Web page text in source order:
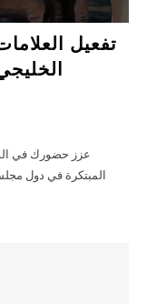
تفعيل
عزز حضورك في
المبتكرة في دول مجلس